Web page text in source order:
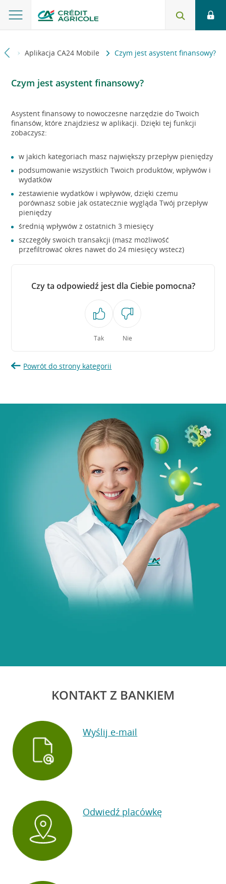
Aplikacja CA24 Mobile Czym jest asystent finansowy?
Czym jest asystent finansowy?
Asystent finansowy to nowoczesne narzędzie do Twoich
finansów, które znajdziesz w aplikacji. Dzięki tej funkcji
zobaczysz:
w jakich kategoriach masz największy przepływ pieniędzy
podsumowanie wszystkich Twoich produktów, wpływów i
wydatków
zestawienie wydatków i wpływów, dzięki czemu
porównasz sobie jak ostatecznie wygląda Twój przepływ
pieniędzy
średnią wpływów z ostatnich 3 miesięcy
szczegóły swoich transakcji (masz możliwość
przefiltrować okres nawet do 24 miesięcy wstecz)
Czy ta odpowiedź jest dla Ciebie pomocna?
Tak Nie
Powrót do strony kategorii
KONTAKT Z BANKIEM
Wyślij e-mail
Odwiedź placówkę